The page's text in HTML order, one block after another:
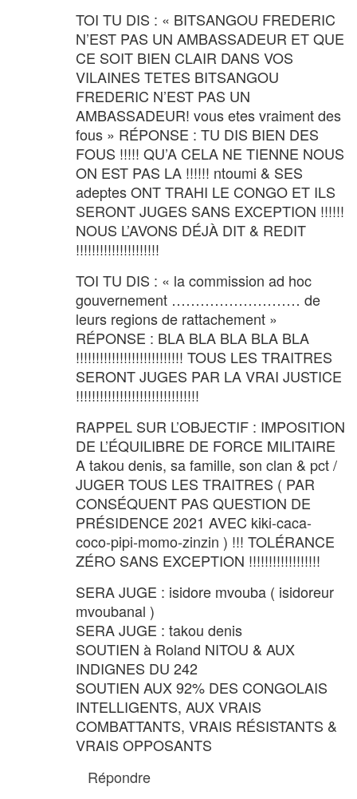
TOI TU DIS : « BITSANGOU FREDERIC
N’EST PAS UN AMBASSADEUR ET QUE
CE SOIT BIEN CLAIR DANS VOS
VILAINES TETES BITSANGOU
FREDERIC N’EST PAS UN
AMBASSADEUR! vous etes vraiment des
fous » RÉPONSE : TU DIS BIEN DES
FOUS !!!!! QU’A CELA NE TIENNE NOUS
ON EST PAS LA !!!!!! ntoumi & SES
adeptes ONT TRAHI LE CONGO ET ILS
SERONT JUGES SANS EXCEPTION !!!!!!
NOUS L’AVONS DÉJÀ DIT & REDIT
!!!!!!!!!!!!!!!!!!!!!
TOI TU DIS : « la commission ad hoc
gouvernement ……………………… de
leurs regions de rattachement »
RÉPONSE : BLA BLA BLA BLA BLA
!!!!!!!!!!!!!!!!!!!!!!!!!!! TOUS LES TRAITRES
SERONT JUGES PAR LA VRAI JUSTICE
!!!!!!!!!!!!!!!!!!!!!!!!!!!!!!!
RAPPEL SUR L’OBJECTIF : IMPOSITION
DE L’ÉQUILIBRE DE FORCE MILITAIRE
A takou denis, sa famille, son clan & pct /
JUGER TOUS LES TRAITRES ( PAR
CONSÉQUENT PAS QUESTION DE
PRÉSIDENCE 2021 AVEC kiki-caca-
coco-pipi-momo-zinzin ) !!! TOLÉRANCE
ZÉRO SANS EXCEPTION !!!!!!!!!!!!!!!!!!
SERA JUGE : isidore mvouba ( isidoreur
mvoubanal )
SERA JUGE : takou denis
SOUTIEN à Roland NITOU & AUX
INDIGNES DU 242
SOUTIEN AUX 92% DES CONGOLAIS
INTELLIGENTS, AUX VRAIS
COMBATTANTS, VRAIS RÉSISTANTS &
VRAIS OPPOSANTS
Répondre